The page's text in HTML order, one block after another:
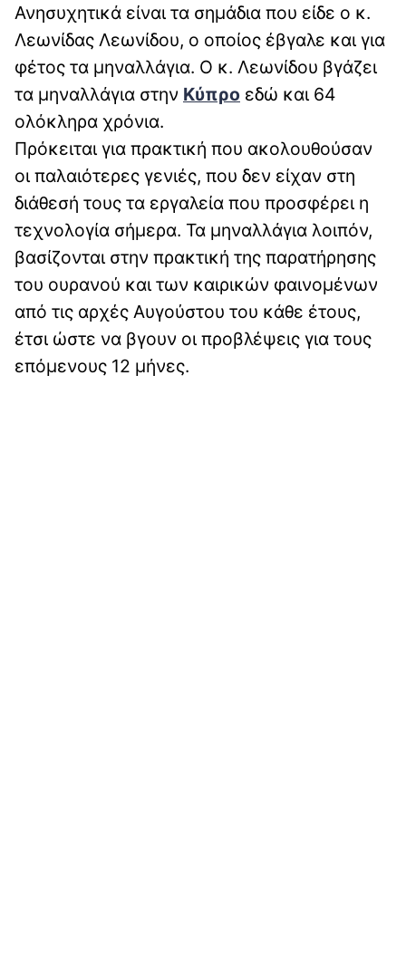
Ανησυχητικά είναι τα σημάδια που είδε ο κ.
Λεωνίδας Λεωνίδου, ο οποίος έβγαλε και για
φέτος τα μηναλλάγια. Ο κ. Λεωνίδου βγάζει
τα μηναλλάγια στην Κύπρο εδώ και 64
ολόκληρα χρόνια.
Πρόκειται για πρακτική που ακολουθούσαν
οι παλαιότερες γενιές, που δεν είχαν στη
διάθεσή τους τα εργαλεία που προσφέρει η
τεχνολογία σήμερα. Τα μηναλλάγια λοιπόν,
βασίζονται στην πρακτική της παρατήρησης
του ουρανού και των καιρικών φαινομένων
από τις αρχές Αυγούστου του κάθε έτους,
έτσι ώστε να βγουν οι προβλέψεις για τους
επόμενους 12 μήνες.